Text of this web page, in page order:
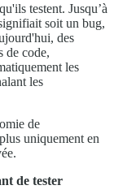
testent. Jusqu’à
soit un bug,
des
de code,
les
les
de
uniquement en
de tester